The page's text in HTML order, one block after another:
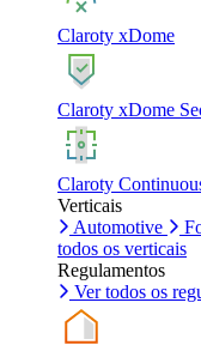
Claroty xDome
Claroty xDome
Claroty
Verticais
Automotive
todos os verticais
Regulamentos
Ver todos os